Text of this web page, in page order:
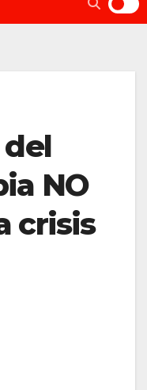
del
NO
crisis